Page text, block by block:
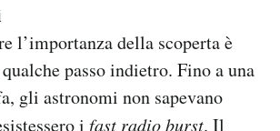
l’importanza della scoperta è
passo indietro. Fino a una
gli astronomi non sapevano
i fast radio burst. Il